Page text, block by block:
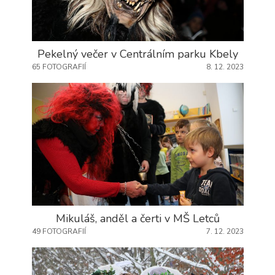
Pekelný večer v Centrálním parku Kbely
65 FOTOGRAFIÍ 8. 12. 2023
Mikuláš, anděl a čerti v MŠ Letců
49 FOTOGRAFIÍ 7. 12. 2023
identifikátorů,
které ukazují
na konkrétní
uživatelé
našeho webu.
vypnete
analytických
cookies ve
vztahu k Vaší
návštěvě,
ztrácíme
možnost
analýzy
výkonu a
optimalizace
opatření.
Personalizované